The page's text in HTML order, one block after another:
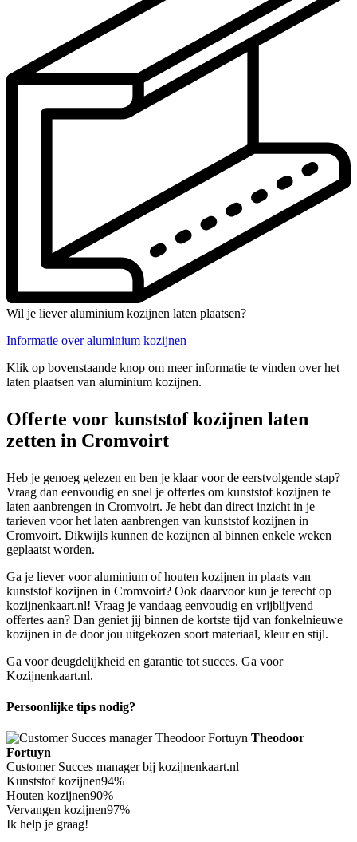
Wil je liever aluminium kozijnen laten plaatsen?
Informatie over aluminium kozijnen
Klik op bovenstaande knop om meer informatie te vinden over het
laten plaatsen van aluminium kozijnen.
Offerte voor kunststof kozijnen laten
zetten in Cromvoirt
Heb je genoeg gelezen en ben je klaar voor de eerstvolgende stap?
Vraag dan eenvoudig en snel je offertes om kunststof kozijnen te
laten aanbrengen in Cromvoirt. Je hebt dan direct inzicht in je
tarieven voor het laten aanbrengen van kunststof kozijnen in
Cromvoirt. Dikwijls kunnen de kozijnen al binnen enkele weken
geplaatst worden.
Ga je liever voor aluminium of houten kozijnen in plaats van
kunststof kozijnen in Cromvoirt? Ook daarvoor kun je terecht op
kozijnenkaart.nl! Vraag je vandaag eenvoudig en vrijblijvend
offertes aan? Dan geniet jij binnen de kortste tijd van fonkelnieuwe
kozijnen in de door jou uitgekozen soort materiaal, kleur en stijl.
Ga voor deugdelijkheid en garantie tot succes. Ga voor
Kozijnenkaart.nl.
Persoonlijke tips nodig?
Theodoor
Fortuyn
Customer Succes manager bij kozijnenkaart.nl
Kunststof kozijnen94%
Houten kozijnen90%
Vervangen kozijnen97%
Ik help je graag!